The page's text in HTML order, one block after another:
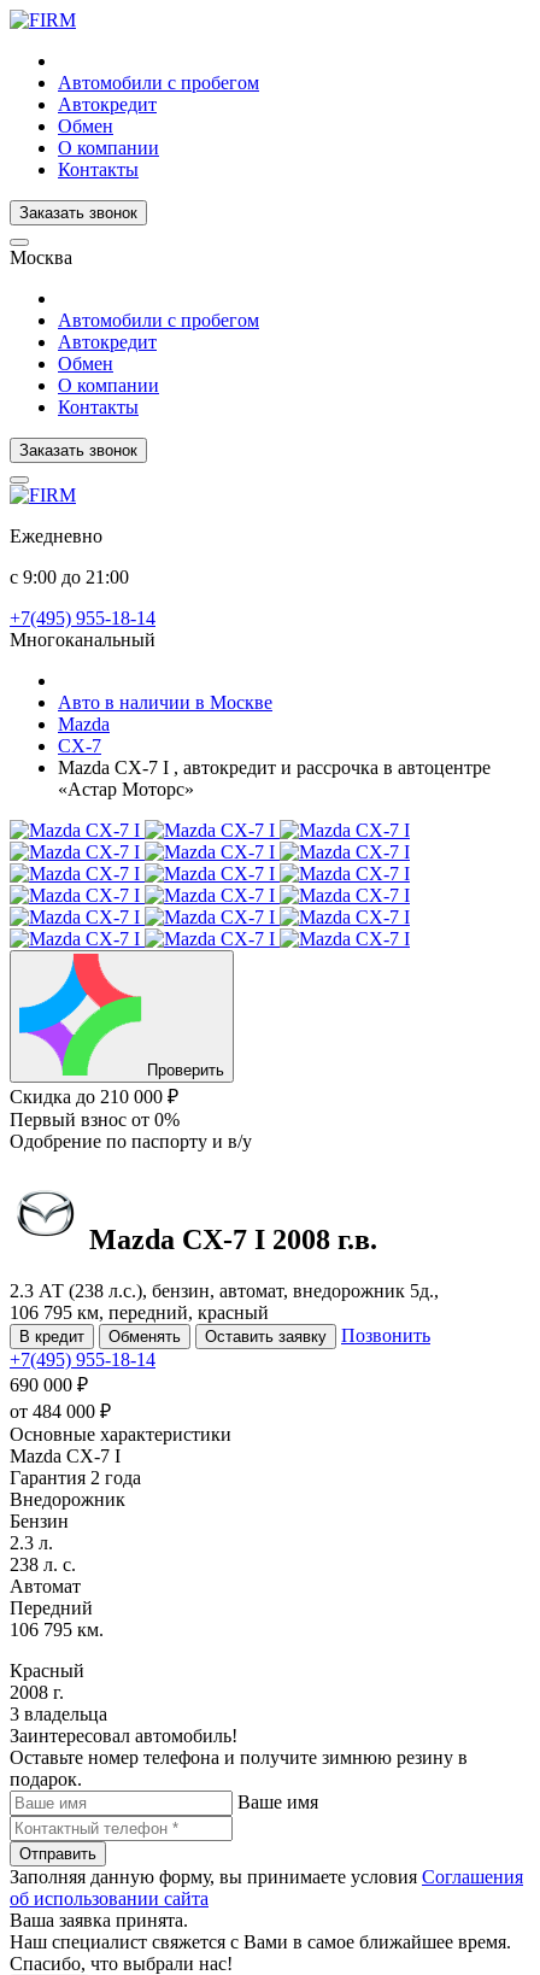
Автомобили с пробегом
Автокредит
Обмен
О компании
Контакты
Заказать звонок
Москва
Автомобили с пробегом
Автокредит
Обмен
О компании
Контакты
Заказать звонок
Ежедневно
с 9:00 до 21:00
+7(495) 955-18-14
Многоканальный
Авто в наличии в Москве
Mazda
CX-7
Mazda CX-7 I , автокредит и рассрочка в автоцентре
«Астар Моторс»
Проверить
Скидка до 210 000 ₽
Первый взнос от 0%
Одобрение по паспорту и в/у
Mazda CX-7 I 2008 г.в.
2.3 АТ (238 л.с.), бензин, автомат, внедорожник 5д.,
106 795 км, передний, красный
В кредит Обменять Оставить заявку
Позвонить
+7(495) 955-18-14
690 000 ₽
от 484 000 ₽
Основные характеристики
Mazda CX-7 I
Гарантия 2 года
Внедорожник
Бензин
2.3 л.
238 л. с.
Автомат
Передний
106 795 км.
Красный
2008 г.
3 владельца
Заинтересовал автомобиль!
Оставьте номер телефона и получите зимнюю резину в
подарок.
Ваше имя
Отправить
Заполняя данную форму, вы принимаете условия Соглашения
об использовании сайта
Ваша заявка принята.
Наш специалист свяжется с Вами в самое ближайшее время.
Спасибо, что выбрали нас!